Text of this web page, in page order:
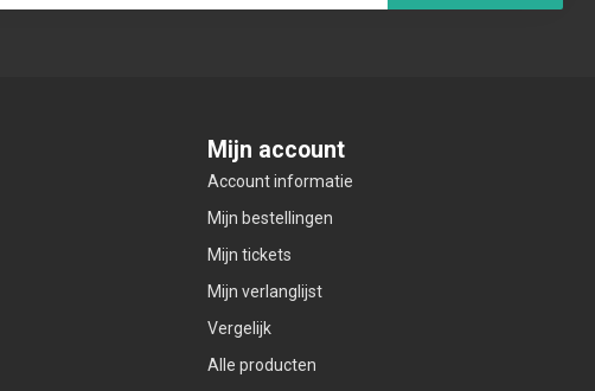
Mijn account
Account informatie
Mijn bestellingen
Mijn tickets
Mijn verlanglijst
Vergelijk
Alle producten